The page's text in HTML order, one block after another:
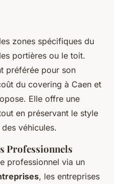
zones spécifiques du
portières ou le toit.
préférée pour son
du covering à Caen et
Elle offre une
en préservant le style
véhicules.
Professionnels
professionnel via un
, les entreprises